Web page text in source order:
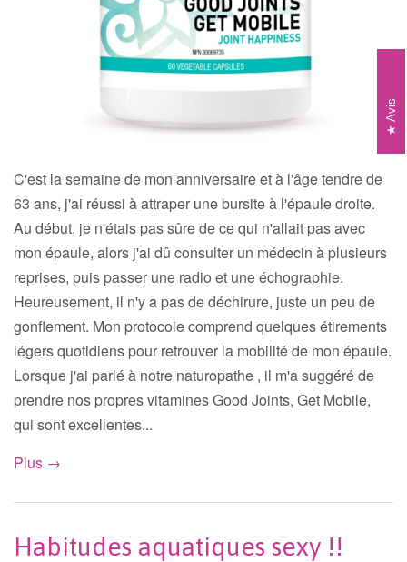
C'est la semaine de mon anniversaire et à l'âge tendre de
63 ans, j'ai réussi à attraper une bursite à l'épaule droite.
Au début, je n'étais pas sûre de ce qui n'allait pas avec
mon épaule, alors j'ai dû consulter un médecin à plusieurs
reprises, puis passer une radio et une échographie.
Heureusement, il n'y a pas de déchirure, juste un peu de
gonflement. Mon protocole comprend quelques étirements
légers quotidiens pour retrouver la mobilité de mon épaule.
Lorsque j'ai parlé à notre naturopathe , il m'a suggéré de
prendre nos propres vitamines Good Joints, Get Mobile,
qui sont excellentes...
Plus →
Habitudes aquatiques sexy !!
Avis